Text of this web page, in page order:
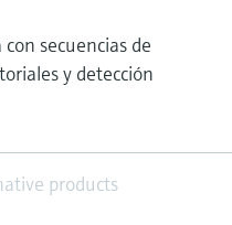
secuencias de
y detección
products